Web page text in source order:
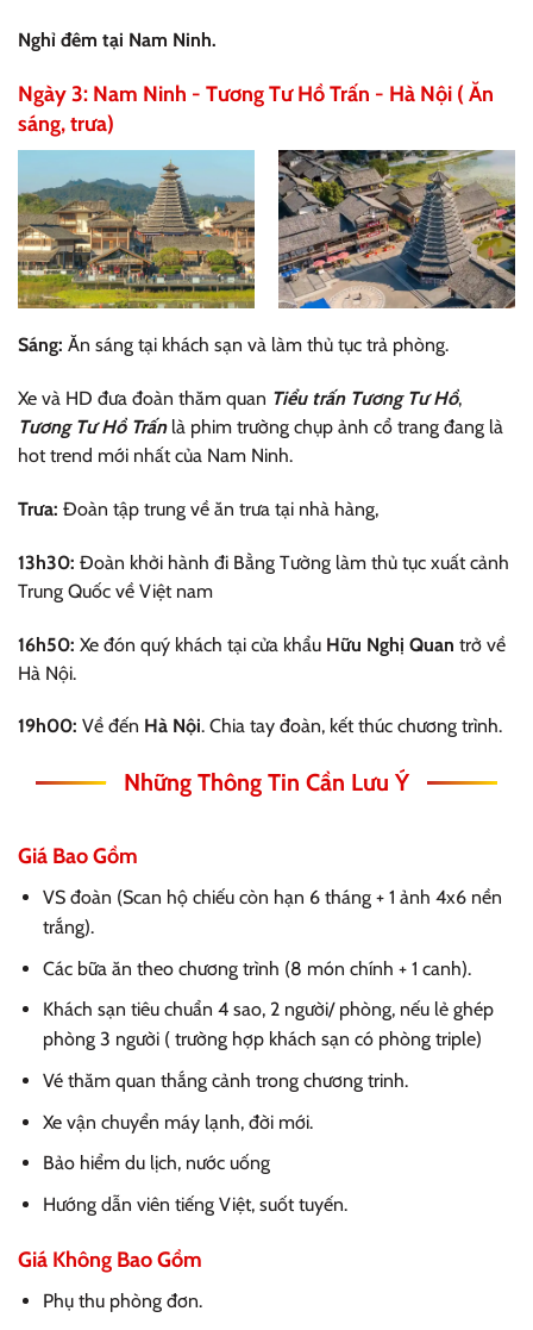
Nghỉ đêm tại Nam Ninh.
Ngày 3: Nam Ninh - Tương Tư Hồ Trấn - Hà Nội ( Ăn
sáng, trưa)
Sáng: Ăn sáng tại khách sạn và làm thủ tục trả phòng.
Xe và HD đưa đoàn thăm quan Tiểu trấn Tương Tư Hồ,
Tương Tư Hồ Trấnlà phim trường chụp ảnh cổ trang đang là
hot trend mới nhất của Nam Ninh.
Trưa: Đoàn tập trung về ăn trưa tại nhà hàng,
13h30: Đoàn khởi hành đi Bằng Tường làm thủ tục xuất cảnh
Trung Quốc về Việt nam
16h50: Xe đón quý khách tại cửa khẩu Hữu Nghị Quan trở về
Hà Nội.
19h00: Về đến Hà Nội. Chia tay đoàn, kết thúc chương trình.
Những Thông Tin Cần Lưu Ý
Giá Bao Gồm
VS đoàn (Scan hộ chiếu còn hạn 6 tháng + 1 ảnh 4x6 nền
trắng).
Các bữa ăn theo chương trình (8 món chính + 1 canh).
Khách sạn tiêu chuẩn 4 sao, 2 người/ phòng, nếu lẻ ghép
phòng 3 người ( trường hợp khách sạn có phòng triple)
Vé thăm quan thắng cảnh trong chương trinh.
Xe vận chuyển máy lạnh, đời mới.
Bảo hiểm du lịch, nước uống
Hướng dẫn viên tiếng Việt, suốt tuyến.
Giá Không Bao Gồm
Phụ thu phòng đơn.